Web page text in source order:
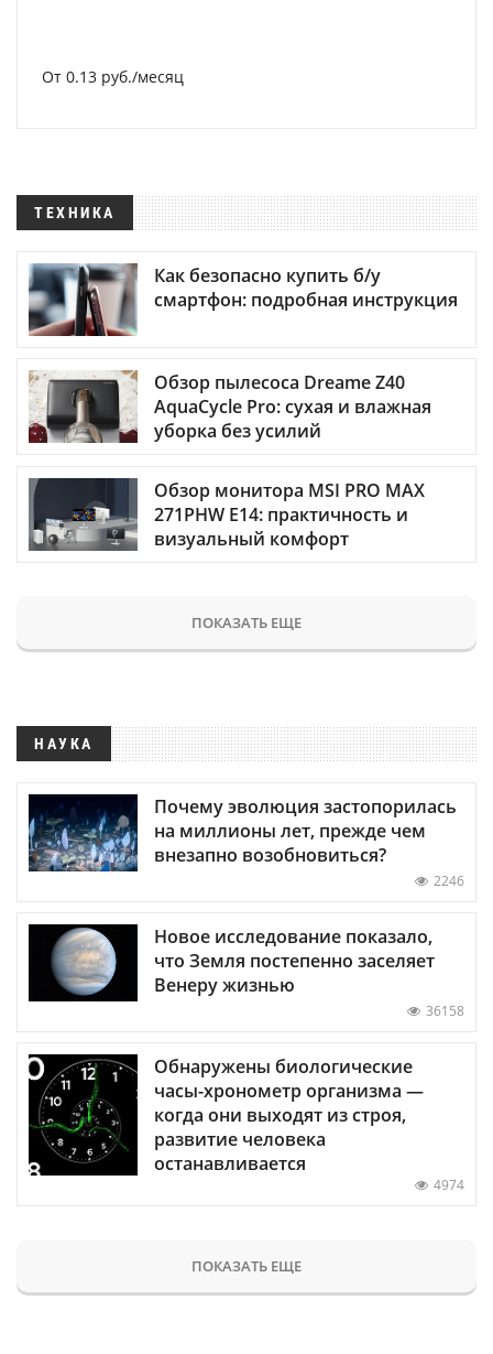
От 0.13 руб./месяц
ТЕХНИКА
Как безопасно купить б/у
смартфон: подробная инструкция
Обзор пылесоса Dreame Z40
AquaCycle Pro: сухая и влажная
уборка без усилий
Обзор монитора MSI PRO MAX
271PHW E14: практичность и
визуальный комфорт
ПОКАЗАТЬ ЕЩЕ
НАУКА
Почему эволюция застопорилась
на миллионы лет, прежде чем
внезапно возобновиться?
2246
Новое исследование показало,
что Земля постепенно заселяет
Венеру жизнью
36158
Обнаружены биологические
часы-хронометр организма —
когда они выходят из строя,
развитие человека
останавливается
4974
ПОКАЗАТЬ ЕЩЕ